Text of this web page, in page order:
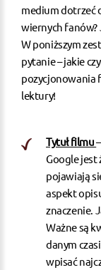
medium dotrzeć
wiernych fanów?
W poniższym
pytanie – jakie
pozycjonowania
lektury!
Tytuł filmu
Google
pojawiają
aspekt
znaczenie.
Ważne są
danym
wpisać